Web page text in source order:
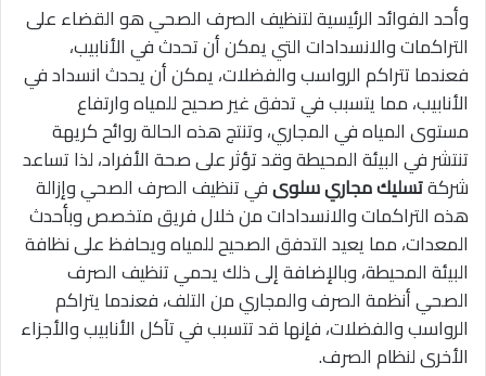
وأحد الفوائد الرئيسية لتنظيف الصرف الصحي هو القضاء على
التراكمات والانسدادات التي يمكن أن تحدث في الأنابيب،
فعندما تتراكم الرواسب والفضلات، يمكن أن يحدث انسداد في
الأنابيب، مما يتسبب في تدفق غير صحيح للمياه وارتفاع
مستوى المياه في المجاري، وتنتج هذه الحالة روائح كريهة
تنتشر في البيئة المحيطة وقد تؤثر على صحة الأفراد، لذا تساعد
شركةتسليك مجاري سلوىفيتنظيف الصرف الصحي وإزالة
هذه التراكمات والانسدادات من خلال فريق متخصص وبأحدث
المعدات، مما يعيد التدفق الصحيح للمياه ويحافظ على نظافة
البيئة المحيطة، وبالإضافة إلى ذلك يحمي تنظيف الصرف
الصحي أنظمة الصرف والمجاري من التلف، فعندما يتراكم
الرواسب والفضلات، فإنها قد تتسبب في تآكل الأنابيب والأجزاء
الأخرى لنظام الصرف.